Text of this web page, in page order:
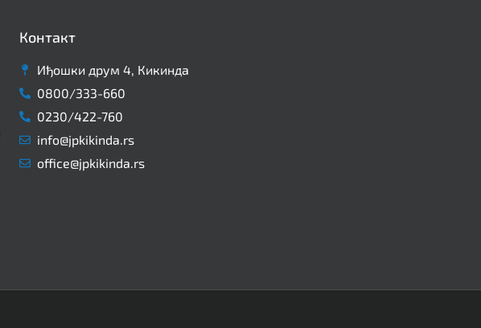
Контакт
Иђошки друм 4, Кикинда
0800/333-660
0230/422-760
info@jpkikinda.rs
office@jpkikinda.rs